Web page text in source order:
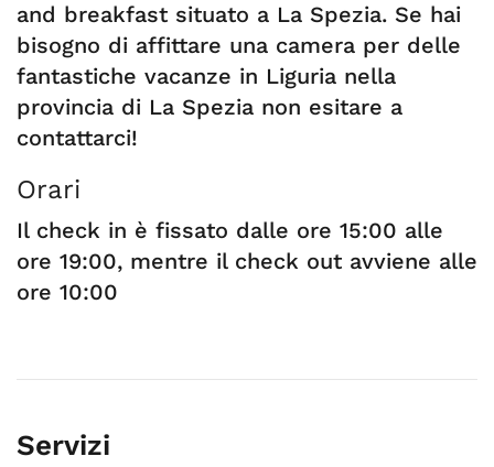
and breakfast situato a La Spezia. Se hai
bisogno di affittare una camera per delle
fantastiche vacanze in Liguria nella
provincia di La Spezia non esitare a
contattarci!
Orari
Il check in è fissato dalle ore 15:00 alle
ore 19:00, mentre il check out avviene alle
ore 10:00
Servizi